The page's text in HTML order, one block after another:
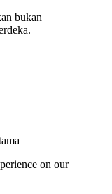
bukan
on our